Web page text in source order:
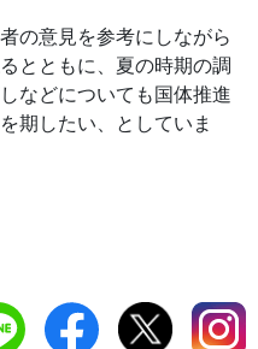
の意見を参考にしながら
とともに、夏の時期の調
などについても国体推進
期したい、としていま